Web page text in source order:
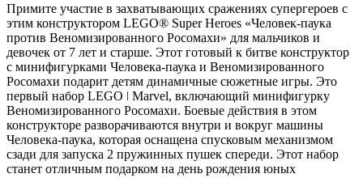
Примите участие в захватывающих сражениях супергероев с
этим конструктором LEGO® Super Heroes «Человек-паука
против Веномизированного Росомахи» для мальчиков и
девочек от 7 лет и старше. Этот готовый к битве конструктор
с минифигурками Человека-паука и Веномизированного
Росомахи подарит детям динамичные сюжетные игры. Это
первый набор LEGO ǀ Marvel, включающий минифигурку
Веномизированного Росомахи. Боевые действия в этом
конструкторе разворачиваются внутри и вокруг машины
Человека-паука, которая оснащена спусковым механизмом
сзади для запуска 2 пружинных пушек спереди. Этот набор
станет отличным подарком на день рождения юных